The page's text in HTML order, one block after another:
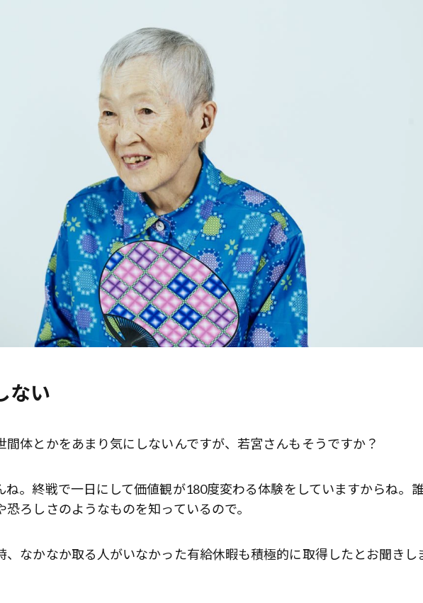
ない
体とかをあまり気にしないんですが、若宮さんもそうですか？
。終戦で一日にして価値観が180度変わる体験をしていますからね。
ろしさのようなものを知っているので。
なかなか取る人がいなかった有給休暇も積極的に取得したとお聞きし